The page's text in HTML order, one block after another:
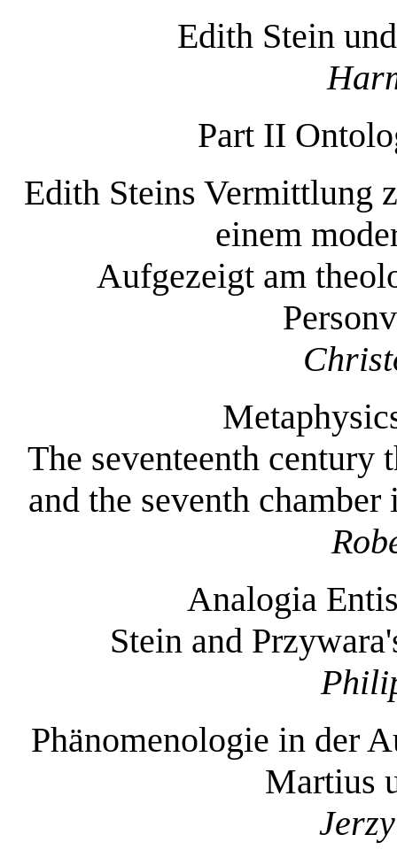
Edith Stein
Part II
Edith Steins Vermittlung
einem
Aufgezeigt am
The seventeenth century
and the seventh
Analogia
Stein and
Phänomenologie in der
Martius